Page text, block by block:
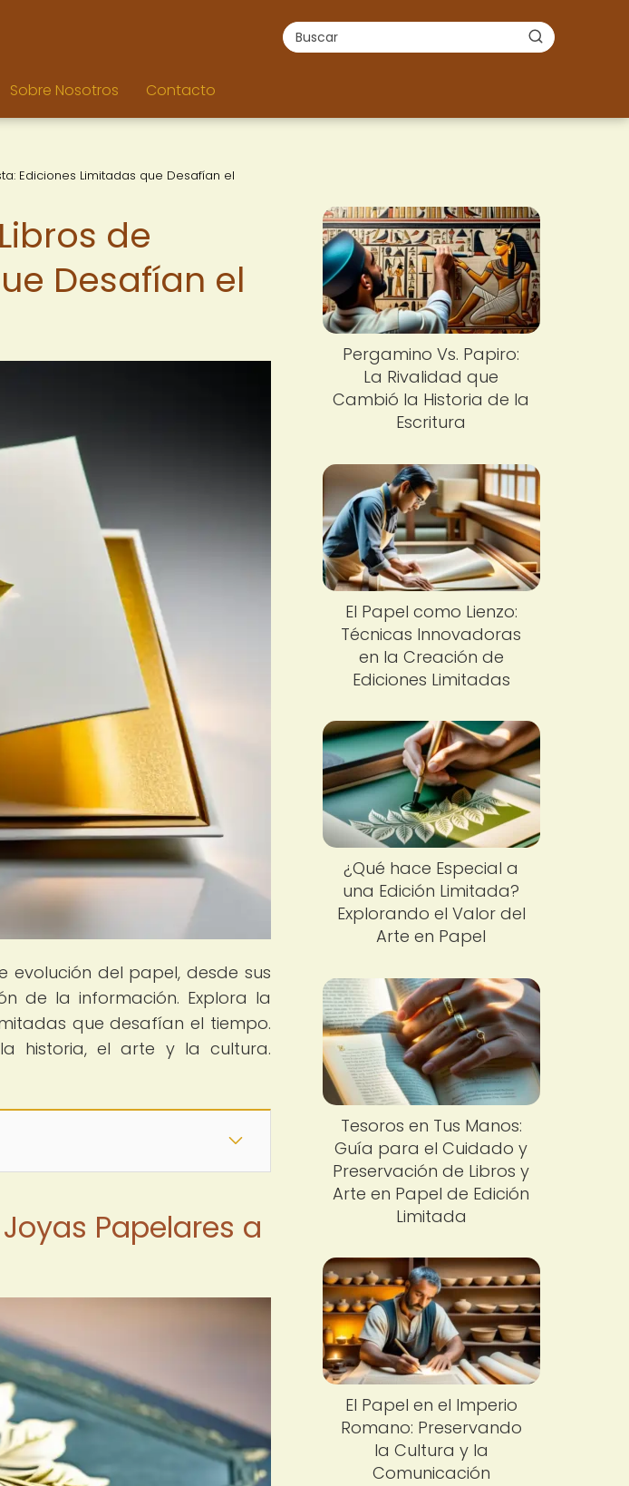
Sobre Nosotros Contacto
Ediciones Limitadas que Desafían el
de
Desafían el
evolución del papel, desde sus
de la información. Explora la
que desafían el tiempo.
historia, el arte y la cultura.
Papelares a
Pergamino Vs. Papiro:
La Rivalidad que
Cambió la Historia de la
Escritura
El Papel como Lienzo:
Técnicas Innovadoras
en la Creación de
Ediciones Limitadas
¿Qué hace Especial a
una Edición Limitada?
Explorando el Valor del
Arte en Papel
Tesoros en Tus Manos:
Guía para el Cuidado y
Preservación de Libros y
Arte en Papel de Edición
Limitada
El Papel en el Imperio
Romano: Preservando
la Cultura y la
Comunicación